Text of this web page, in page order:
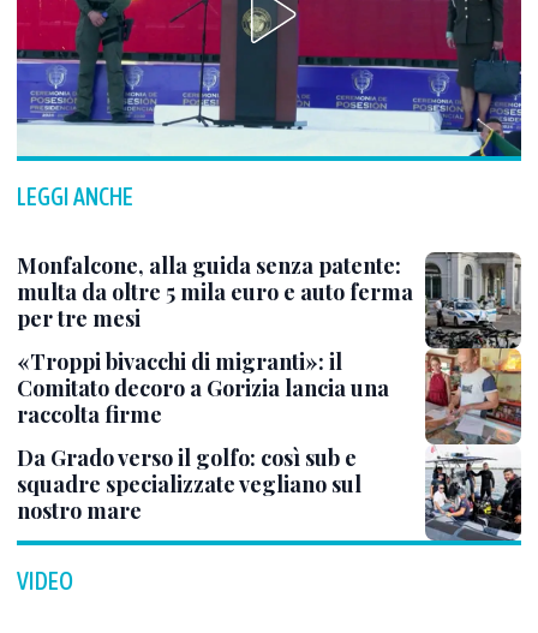
LEGGI ANCHE
Monfalcone, alla guida senza patente:
multa da oltre 5 mila euro e auto ferma
per tre mesi
«Troppi bivacchi di migranti»: il
Comitato decoro a Gorizia lancia una
raccolta firme
Da Grado verso il golfo: così sub e
squadre specializzate vegliano sul
nostro mare
VIDEO